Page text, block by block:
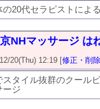
の20代セラピストによ
NHマッサージ は
20(Thu) 12:19 [修正・削除
スタイル抜群のクール
ージ